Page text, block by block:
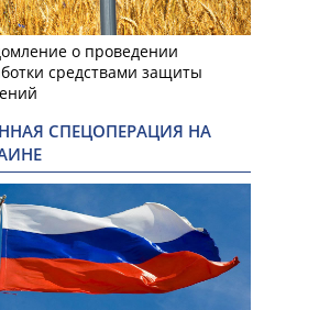
о проведении
средствами защиты
СПЕЦОПЕРАЦИЯ НА